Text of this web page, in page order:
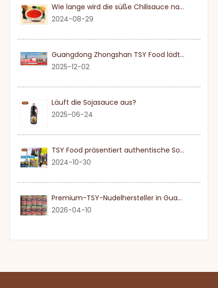
Wie lange wird die süße Chilisauce nach einmal eröffnet?
2024-08-29
Guangdong Zhongshan TSY Food lädt Sie herzlich ein, die Dubai Gulfood Exhibition 2026 zu besuchen
2025-12-02
Läuft die Sojasauce aus?
2025-06-24
TSY Food präsentiert authentische Sojasauce auf der SIAL PARIS 2024
2024-10-30
Premium-TSY-Nudelhersteller in Guangdong
2026-04-10